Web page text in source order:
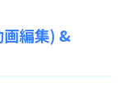
編集) &